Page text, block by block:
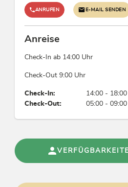
ANRUFEN E-MAIL SENDEN
Anreise
Check-In ab 14:00 Uhr
Check-Out 9:00 Uhr
Check-In:
14:00 - 18:00
Check-Out:
05:00 - 09:00